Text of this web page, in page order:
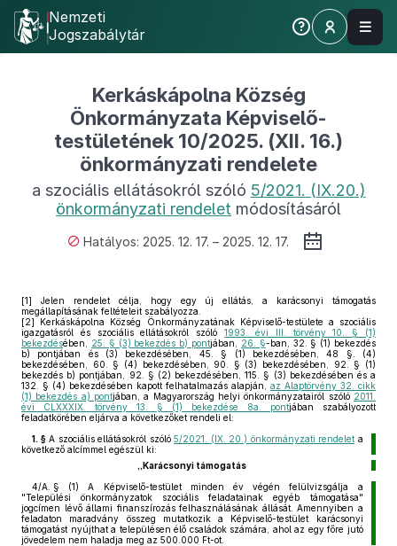
Nemzeti
Jogszabálytár
Kerkáskápolna Község
Önkormányzata Képviselő-
testületének 10/2025. (XII. 16.)
önkormányzati rendelete
a szociális ellátásokról szóló 5/2021. (IX.20.)
önkormányzati rendelet módosításáról
Hatályos: 2025. 12. 17. – 2025. 12. 17.
[1] Jelen rendelet célja, hogy egy új ellátás, a karácsonyi támogatás
megállapításának feltételeit szabályozza.
[2] Kerkáskápolna Község Önkormányzatának Képviselő-testülete a szociális
igazgatásról és szociális ellátásokról szóló1993. évi III. törvény 10. § (1)
bekezdésében, 25. § (3) bekezdés b) pontjában, 26. §-ban, 32. § (1) bekezdés
b) pontjában és (3) bekezdésében, 45. § (1) bekezdésében, 48 §. (4)
bekezdésében, 60. § (4) bekezdésében, 90. § (3) bekezdésében, 92. § (1)
bekezdés b) pontjában, 92. § (2) bekezdésében, 115. § (3) bekezdésében és a
132. § (4) bekezdésében kapott felhatalmazás alapján, az Alaptörvény 32. cikk
(1) bekezdés a) pontjában, a Magyarország helyi önkormányzatairól szóló 2011.
évi CLXXXIX. törvény 13. § (1) bekezdése 8a. pontjában szabályozott
feladatkörében eljárva a következőket rendeli el:
1. § A szociális ellátásokról szóló5/2021. (IX. 20.) önkormányzati rendelet a
következő alcímmel egészül ki:
„Karácsonyi támogatás
4/A. § (1) A Képviselő-testület minden év végén felülvizsgálja a
"Települési önkormányzatok szociális feladatainak egyéb támogatása"
jogcímen lévő állami finanszírozás felhasználásának állását. Amennyiben a
feladaton maradvány összeg mutatkozik a Képviselő-testület karácsonyi
támogatást nyújthat a településen élő családok számára, ahol az egy főre jutó
jövedelem nem haladja meg az 500.000 Ft-ot.